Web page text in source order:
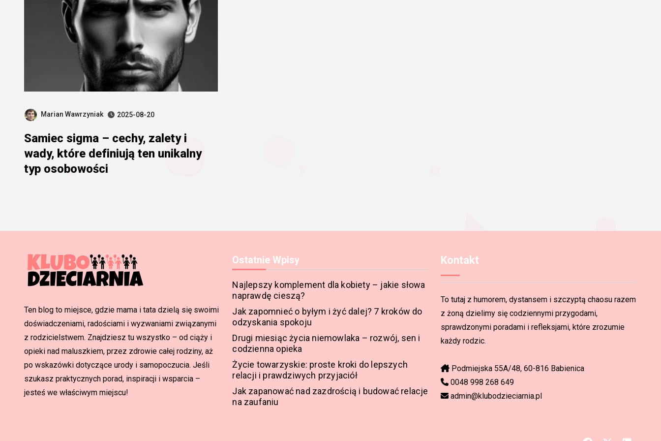
Marian Wawrzyniak 2025-08-20
Samiec sigma – cechy, zalety i
wady, które definiują ten unikalny
typ osobowości
Ten blog to miejsce, gdzie mama i tata dzielą się swoimi
doświadczeniami, radościami i wyzwaniami związanymi
z rodzicielstwem. Znajdziesz tu wszystko – od ciąży i
opieki nad maluszkiem, przez zdrowie całej rodziny, aż
po wskazówki dotyczące urody i samopoczucia. Jeśli
szukasz praktycznych porad, inspiracji i wsparcia –
jesteś we właściwym miejscu!
Ostatnie Wpisy
Najlepszy komplement dla kobiety – jakie słowa
naprawdę cieszą?
Jak zapomnieć o byłym i żyć dalej? 7 kroków do
odzyskania spokoju
Drugi miesiąc życia niemowlaka – rozwój, sen i
codzienna opieka
Życie towarzyskie: proste kroki do lepszych
relacji i prawdziwych przyjaciół
Jak zapanować nad zazdrością i budować relacje
na zaufaniu
Kontakt
To tutaj z humorem, dystansem i szczyptą chaosu razem
z żoną dzielimy się codziennymi przygodami,
sprawdzonymi poradami i refleksjami, które zrozumie
każdy rodzic.
Podmiejska 55A/48, 60-816 Babienica
0048 998 268 649
admin@klubodzieciarnia.pl